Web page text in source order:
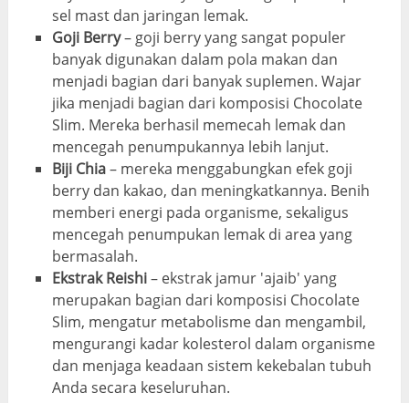
sel mast dan jaringan lemak.
Goji Berry– goji berry yang sangat populer
banyak digunakan dalam pola makan dan
menjadi bagian dari banyak suplemen. Wajar
jika menjadi bagian dari komposisi Chocolate
Slim. Mereka berhasil memecah lemak dan
mencegah penumpukannya lebih lanjut.
Biji Chia– mereka menggabungkan efek goji
berry dan kakao, dan meningkatkannya. Benih
memberi energi pada organisme, sekaligus
mencegah penumpukan lemak di area yang
bermasalah.
Ekstrak Reishi– ekstrak jamur 'ajaib' yang
merupakan bagian dari komposisi Chocolate
Slim, mengatur metabolisme dan mengambil,
mengurangi kadar kolesterol dalam organisme
dan menjaga keadaan sistem kekebalan tubuh
Anda secara keseluruhan.